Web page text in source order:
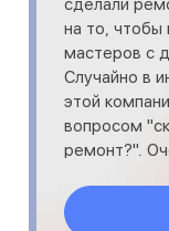
на то, чтобы
мастеров с
Случайно в
этой
вопросом
ремонт?".